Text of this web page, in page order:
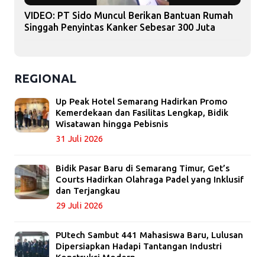
VIDEO: PT Sido Muncul Berikan Bantuan Rumah
Singgah Penyintas Kanker Sebesar 300 Juta
REGIONAL
Up Peak Hotel Semarang Hadirkan Promo
Kemerdekaan dan Fasilitas Lengkap, Bidik
Wisatawan hingga Pebisnis
31 Juli 2026
Bidik Pasar Baru di Semarang Timur, Get’s
Courts Hadirkan Olahraga Padel yang Inklusif
dan Terjangkau
29 Juli 2026
PUtech Sambut 441 Mahasiswa Baru, Lulusan
Dipersiapkan Hadapi Tantangan Industri